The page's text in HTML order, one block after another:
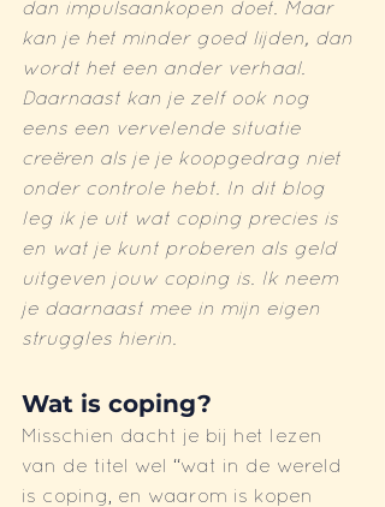
dan impulsaankopen doet. Maar
kan je het minder goed lijden, dan
wordt het een ander verhaal.
Daarnaast kan je zelf ook nog
eens een vervelende situatie
creëren als je je koopgedrag niet
onder controle hebt. In dit blog
leg ik je uit wat coping precies is
en wat je kunt proberen als geld
uitgeven jouw coping is. Ik neem
je daarnaast mee in mijn eigen
struggles hierin.
Wat is coping?
Misschien dacht je bij het lezen
van de titel wel “wat in de wereld
is coping, en waarom is kopen